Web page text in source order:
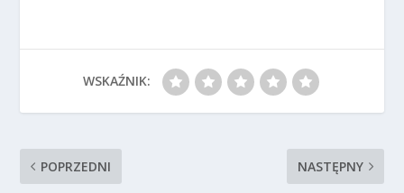
WSKAŹNIK:
POPRZEDNI NASTĘPNY